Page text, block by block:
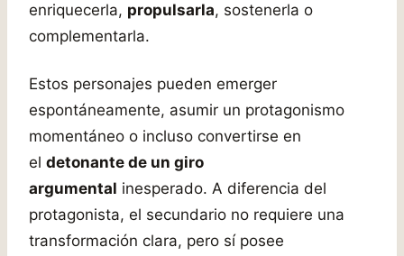
enriquecerla, propulsarla, sostenerla o
complementarla.
Estos personajes pueden emerger
espontáneamente, asumir un protagonismo
momentáneo o incluso convertirse en
el detonante de un giro
argumental inesperado. A diferencia del
protagonista, el secundario no requiere una
transformación clara, pero sí posee